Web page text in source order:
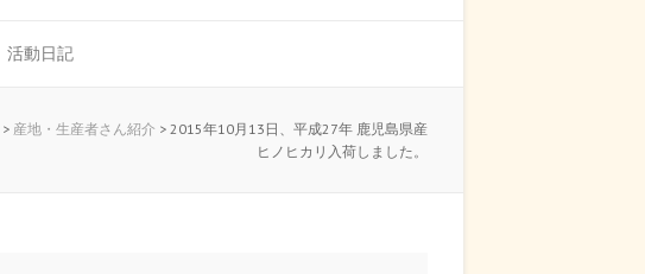
活動日記
> 産地・生産者さん紹介 > 2015年10月13日、平成27年 鹿児島県産
ヒノヒカリ入荷しました。